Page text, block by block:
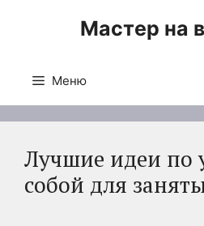
Мастер на
Меню
Лучшие идеи по
собой для